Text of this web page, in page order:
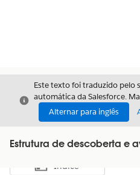
Fechar
Este texto foi traduzido pelo
automática da Salesforce.
Alternar para inglês
Estrutura de descoberta e
Mostrar índice
Índice